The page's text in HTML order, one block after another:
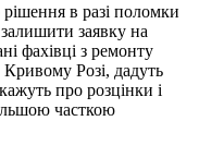
в разі поломки
заявку на
фахівці з ремонту
Розі, дадуть
про розцінки і
часткою